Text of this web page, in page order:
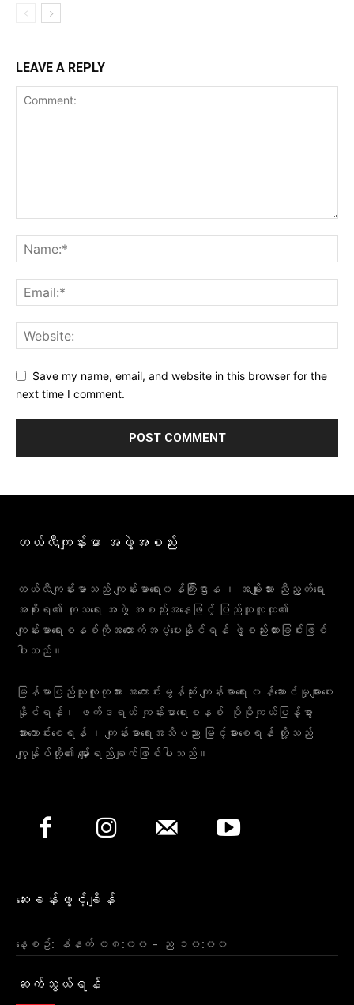
LEAVE A REPLY
Save my name, email, and website in this browser for the
next time I comment.
တယ်လီကျန်းမာ အဖွဲ့အစည်း
တယ်လီကျန်းမာသည် ကျန်းမာရေး၀န်ကြီးဌာန ၊ အမျိုးသား ညီညွတ်ရေး
အစိုးရ၏ ကုသရေး အဖွဲ့ အစည်းအနေဖြင့် ပြည်သူလူထု၏
ကျန်းမာရေးစနစ်ကိုအထောက်အပံ့ပေးနိုင်ရန် ဖွဲ့စည်းထားခြင်းဖြစ်
ပါသည်။
မြန်မာပြည်သူလူထုအား အကောင်းမွန်ဆုံး ကျန်းမာရေး ၀န်ဆောင်မှုများပေး
နိုင်ရန်၊ ဖက်ဒရယ် ကျန်းမာရေးစနစ် ပိုမိုကျယ်ပြန့်စွာ
အားကောင်းစေရန် ၊ ကျန်းမာရေးအသိပညာ မြင့်မားစေရန် တို့သည်
ကျွန်ုပ်တို့၏ မျှော်ရည်ချက်ဖြစ်ပါသည်။
ဆေးခန်းဖွင့်ချိန်
နေ့စဥ်: နံနက် ၀၈:၀၀ - ည ၁၀:၀၀
ဆက်သွယ်ရန်